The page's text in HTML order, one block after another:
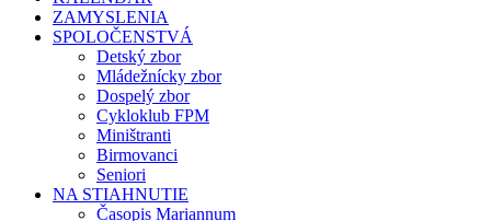
ZAMYSLENIA
SPOLOČENSTVÁ
Detský zbor
Mládežnícky zbor
Dospelý zbor
Cykloklub FPM
Miništranti
Birmovanci
Seniori
NA STIAHNUTIE
Časopis Mariannum